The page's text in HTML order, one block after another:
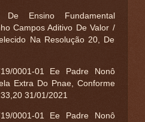
Ensino Fundamental
Campos Aditivo De Valor /
Na Resolução 20, De
0001-01 Ee Padre Nonô
Extra Do Pnae, Conforme
31/01/2021
0001-01 Ee Padre Nonô